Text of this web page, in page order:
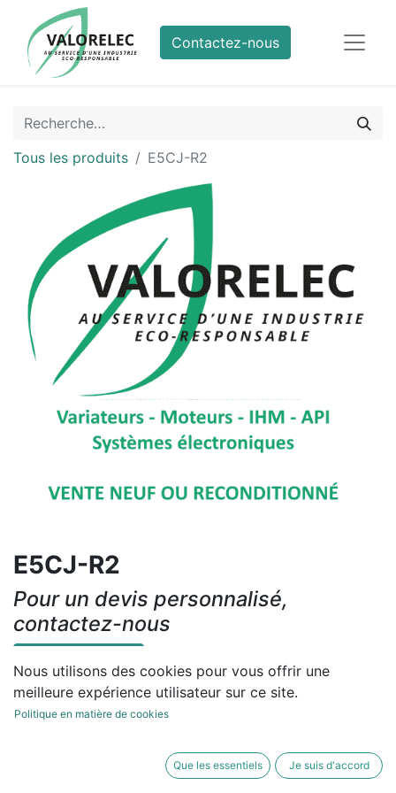
Contactez-nous
Tous les produits E5CJ-R2
E5CJ-R2
Pour un devis personnalisé,
contactez-nous
Conditions générales
Nous utilisons des cookies pour vous offrir une
meilleure expérience utilisateur sur ce site.
Politique en matière de cookies
Que les essentiels Je suis d'accord